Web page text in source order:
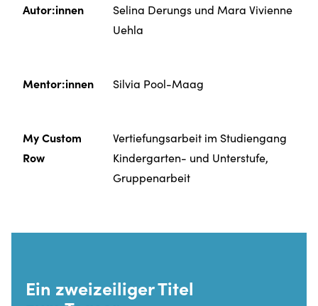
Autor:innen
Selina Derungs und Mara Vivienne
Uehla
Mentor:innen Silvia Pool-Maag
My Custom
Row
Vertiefungsarbeit im Studiengang
Kindergarten- und Unterstufe,
Gruppenarbeit
Ein zweizeiliger Titel